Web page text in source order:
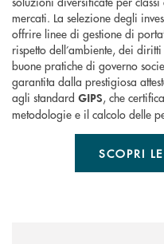
mercati. La selezione degli
offrire linee di gestione di
rispetto dell’ambiente, dei
buone pratiche di governo
garantita dalla prestigiosa
agli standard GIPS, che
metodologie e il calcolo delle
SCOPRI